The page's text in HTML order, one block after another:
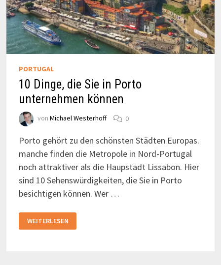
PORTUGAL
10 Dinge, die Sie in Porto
unternehmen können
von Michael Westerhoff 0
Porto gehört zu den schönsten Städten Europas.
manche finden die Metropole in Nord-Portugal
noch attraktiver als die Haupstadt Lissabon. Hier
sind 10 Sehenswürdigkeiten, die Sie in Porto
besichtigen können. Wer …
DINGE,
DIE
WEITERLESEN